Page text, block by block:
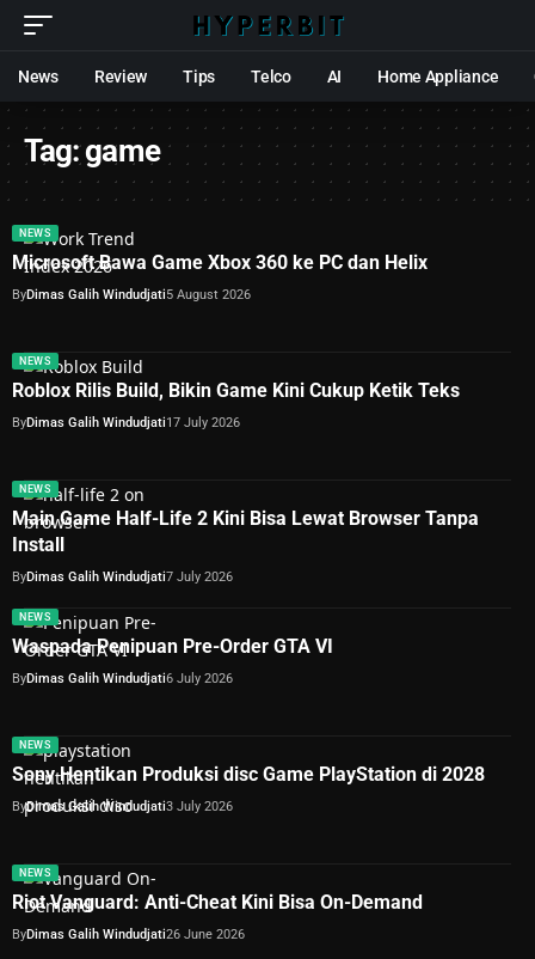
News Review Tips Telco AI Home Appliance
Tag:game
NEWS
Microsoft Bawa Game Xbox 360 ke PC dan Helix
ByDimas Galih Windudjati5 August 2026
NEWS
Roblox Rilis Build, Bikin Game Kini Cukup Ketik Teks
ByDimas Galih Windudjati17 July 2026
NEWS
Main Game Half-Life 2 Kini Bisa Lewat Browser Tanpa
Install
ByDimas Galih Windudjati7 July 2026
NEWS
Waspada Penipuan Pre-Order GTA VI
ByDimas Galih Windudjati6 July 2026
NEWS
Sony Hentikan Produksi disc Game PlayStation di 2028
ByDimas Galih Windudjati3 July 2026
NEWS
Riot Vanguard: Anti-Cheat Kini Bisa On-Demand
ByDimas Galih Windudjati26 June 2026